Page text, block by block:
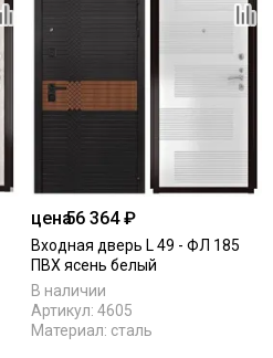
цена56 364 ₽
Входная дверь L 49 - ФЛ 185
ПВХ ясень белый
В наличии
Артикул: 4605
Материал: сталь